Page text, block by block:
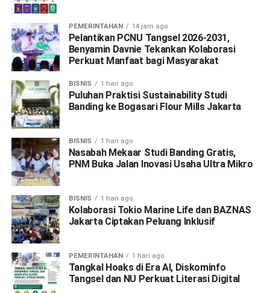
PEMERINTAHAN 14 jam ago
Pelantikan PCNU Tangsel 2026-2031,
Benyamin Davnie Tekankan Kolaborasi
Perkuat Manfaat bagi Masyarakat
BISNIS 1 hari ago
Puluhan Praktisi Sustainability Studi
Banding ke Bogasari Flour Mills Jakarta
BISNIS 1 hari ago
Nasabah Mekaar Studi Banding Gratis,
PNM Buka Jalan Inovasi Usaha Ultra Mikro
BISNIS 1 hari ago
Kolaborasi Tokio Marine Life dan BAZNAS
Jakarta Ciptakan Peluang Inklusif
PEMERINTAHAN 1 hari ago
Tangkal Hoaks di Era AI, Diskominfo
Tangsel dan NU Perkuat Literasi Digital